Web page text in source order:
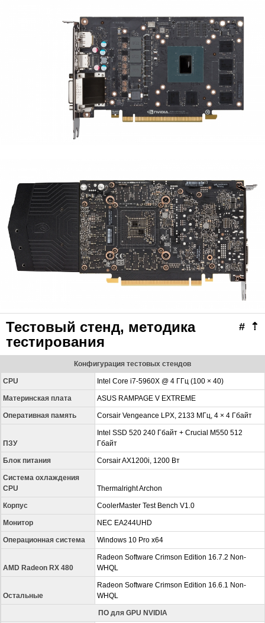
⇡
#
Тестовый стенд, методика
тестирования
Конфигурация тестовых стендов
CPU Intel Core i7-5960X @ 4 ГГц (100 × 40)
Материнская плата ASUS RAMPAGE V EXTREME
Оперативная память Corsair Vengeance LPX, 2133 МГц, 4 × 4 Гбайт
ПЗУ
Intel SSD 520 240 Гбайт + Crucial M550 512
Гбайт
Блок питания Corsair AX1200i, 1200 Вт
Система охлаждения
CPU
Thermalright Archon
Корпус CoolerMaster Test Bench V1.0
Монитор NEC EA244UHD
Операционная система Windows 10 Pro x64
AMD Radeon RX 480
Radeon Software Crimson Edition 16.7.2 Non-
WHQL
Остальные
Radeon Software Crimson Edition 16.6.1 Non-
WHQL
ПО для GPU NVIDIA